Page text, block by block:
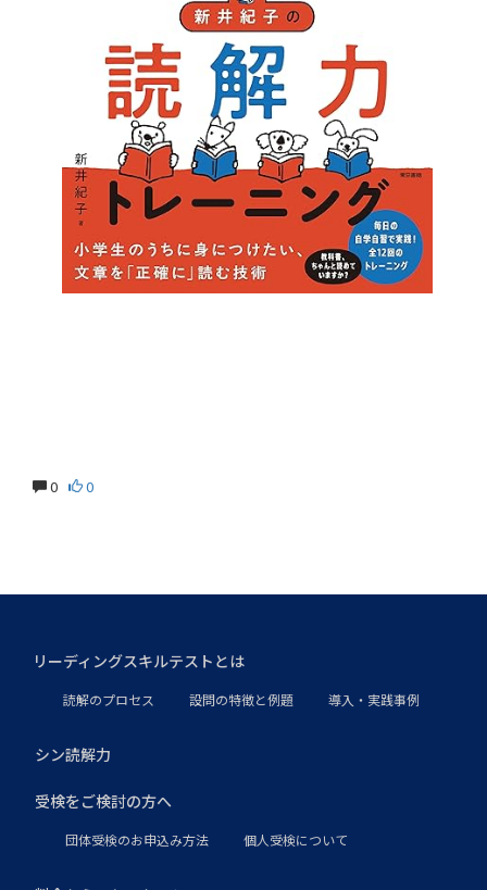
0 0
リーディングスキルテストとは
読解のプロセス 設問の特徴と例題 導入・実践事例
シン読解力
受検をご検討の方へ
団体受検のお申込み方法 個人受検について